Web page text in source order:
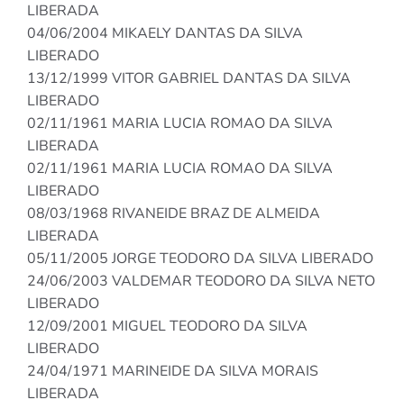
LIBERADA
04/06/2004 MIKAELY DANTAS DA SILVA
LIBERADO
13/12/1999 VITOR GABRIEL DANTAS DA SILVA
LIBERADO
02/11/1961 MARIA LUCIA ROMAO DA SILVA
LIBERADA
02/11/1961 MARIA LUCIA ROMAO DA SILVA
LIBERADO
08/03/1968 RIVANEIDE BRAZ DE ALMEIDA
LIBERADA
05/11/2005 JORGE TEODORO DA SILVA LIBERADO
24/06/2003 VALDEMAR TEODORO DA SILVA NETO
LIBERADO
12/09/2001 MIGUEL TEODORO DA SILVA
LIBERADO
24/04/1971 MARINEIDE DA SILVA MORAIS
LIBERADA